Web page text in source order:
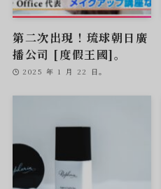
第二次出現！琉球朝日廣
播公司 [度假王國]。
2025 年 1 月 22 日。